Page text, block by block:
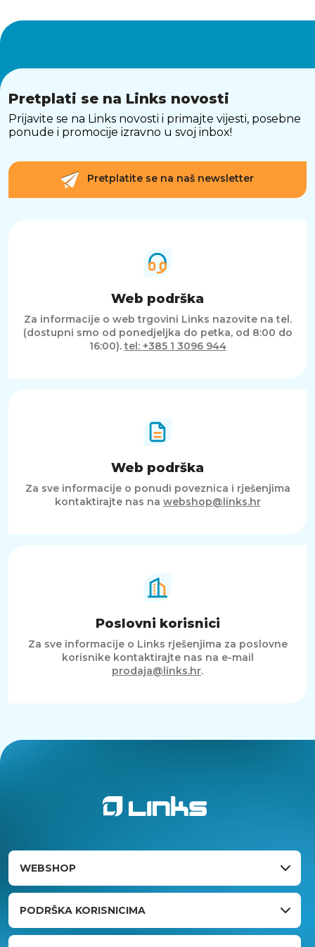
slušalice podržavaju istovremeno povezivanje s
KONTROLE
Podrška za glasovne asistente poput Alexa i
Google Assistanta omogućuje vam upravljanje
upravljanje reprodukcijom, glasnoćom i
pozivima.
njihovo spremanje i nošenje, što ih čini idealnim
za putovanja i svakodnevnu upotrebu.
JBL Live 670NC bežične slušalice nude
izvanrednu kvalitetu zvuka, udobnost i
napredne značajke poput aktivnog
pozive ili putovanja, JBL Live 670NC pružaju
iskustvo koje će zadovoljiti i najzahtjevnije
Pretplati se na Links novosti
Prijavite se na Links novosti i primajte vijesti, posebne
ponude i promocije izravno u svoj inbox!
Pretplatite se na naš newsletter
Web podrška
Za informacije o web trgovini Links nazovite na tel.
(dostupni smo od ponedjeljka do petka, od 8:00 do
16:00).tel: +385 1 3096 944
Web podrška
Za sve informacije o ponudi poveznica i rješenjima
kontaktirajte nas na webshop@links.hr
Poslovni korisnici
Za sve informacije o Links rješenjima za poslovne
korisnike kontaktirajte nas na e-mail
prodaja@links.hr.
WEBSHOP
PODRŠKA KORISNICIMA